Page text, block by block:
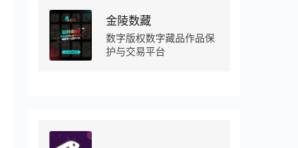
金陵数藏
数字版权数字藏品作品保
护与交易平台